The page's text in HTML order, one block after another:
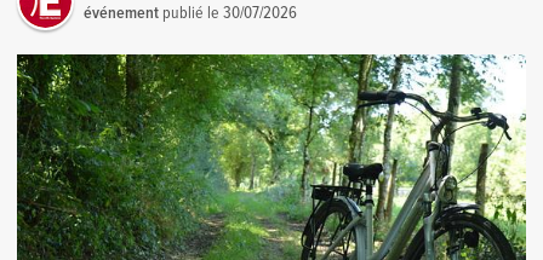
événement publié le30/07/2026